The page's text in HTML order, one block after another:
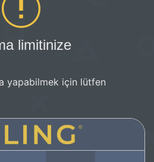
limitinize
yapabilmek için lütfen